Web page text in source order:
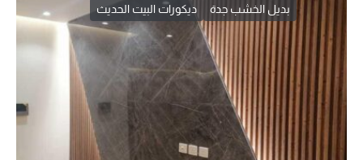
بديل الخشب جدة ديكورات البيت الحديث